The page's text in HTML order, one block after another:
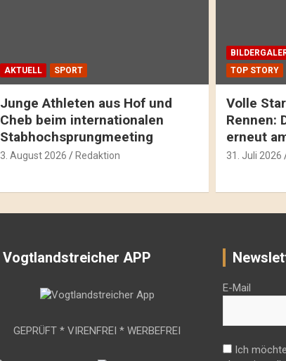
AKTUELL SPORT
Junge Athleten aus Hof und
Cheb beim internationalen
Stabhochsprungmeeting
3. August 2026 Redaktion
TOP STORY
Volle
Rennen:
erneut
31. Juli 2026
Vogtlandstreicher APP
GEPRÜFT * VIRENFREI * WERBEFREI
E-Mail
Ich